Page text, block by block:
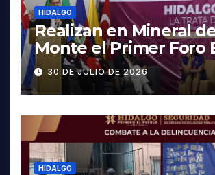
HIDALGO
Realizan en Mineral
Monte el Primer Foro
contra la Trata de
30 DE JULIO DE 2026
HIDALGO